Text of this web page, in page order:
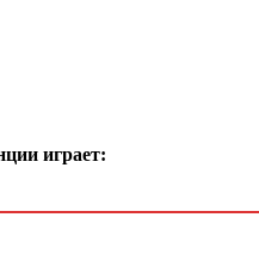
играет: